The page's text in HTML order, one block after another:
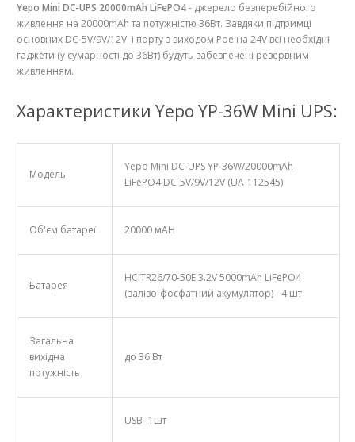
Yepo Mini DC-UPS 20000mAh LiFePO4- джерело безперебійного
живлення на 20000mAh та потужністю 36Вт. Завдяки підтримці
основних DC-5V/9V/12V і порту з виходом Poe на 24V всі необхідні
гаджети (у сумарності до 36Вт) будуть забезпечені резервним
живленням.
Характеристики Yepo YP-36W Mini UPS:
Модель
Yepo Mini DC-UPS YP-36W/20000mAh
LiFePO4 DC-5V/9V/12V (UA-112545)
Об'єм батареї 20000 мАН
Батарея
HCITR26/70-50E 3.2V 5000mAh LiFePO4
(залізо-фосфатний акумулятор) - 4 шт
Загальна
вихідна
потужність
до 36 Вт
USB -1шт